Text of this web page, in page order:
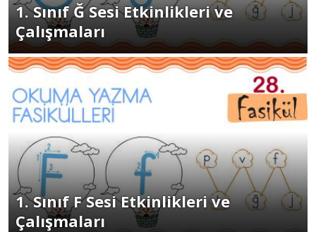
1. Sınıf Ğ Sesi Etkinlikleri ve
Çalışmaları
1. Sınıf F Sesi Etkinlikleri ve
Çalışmaları